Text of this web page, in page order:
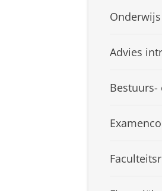
Onderwijs
Advies
Bestuurs-